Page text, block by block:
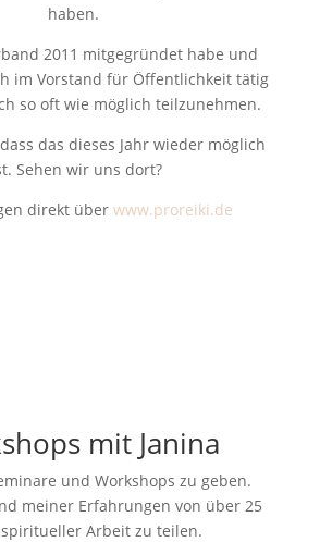
haben.
2011 mitgegründet habe und
im Vorstand für Öffentlichkeit tätig
so oft wie möglich teilzunehmen.
das dieses Jahr wieder möglich
Sehen wir uns dort?
direkt über www.proreiki.de
mit Janina
und Workshops zu geben.
meiner Erfahrungen von über 25
spiritueller Arbeit zu teilen.